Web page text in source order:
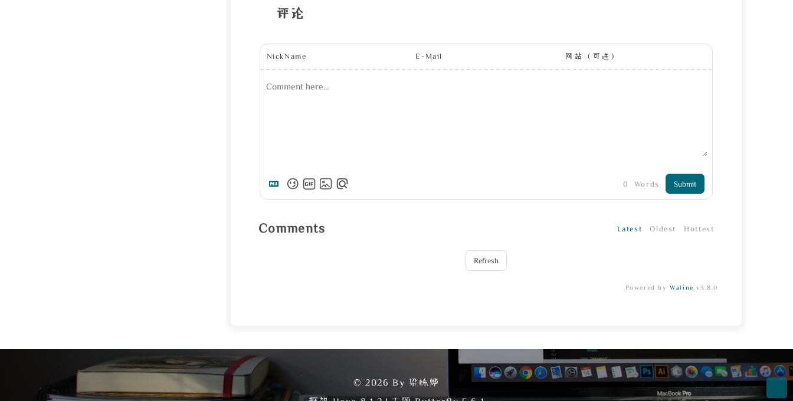
评论
NickName E-Mail 网站（可选）
0 Words Submit
Comments Latest Oldest Hottest
Refresh
Powered byWaline v3.8.0
© 2026 By 梁栋烨